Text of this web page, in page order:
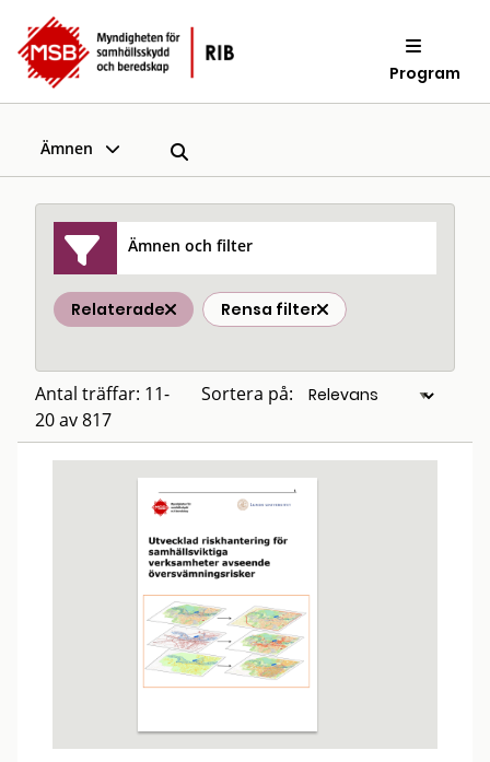
Program
Ämnen
Ämnen och filter
Relaterade Rensa filter
Antal träffar: 11-
20 av 817
Sortera på: